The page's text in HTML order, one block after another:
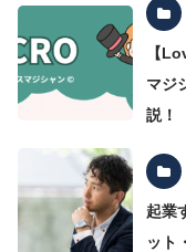
【
マジ
説！
起業
ット